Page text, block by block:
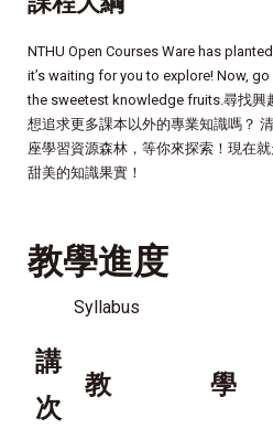
NTHU Open Courses Ware has
it’s waiting for you to explore! Now,
the sweetest knowledge fruits.尋找興
想追求更多課本以外的專業知識嗎？
座學習資源森林，等你來探索！現在
甜美的知識果實！
教學進度
Syllabus
講
次
教 學